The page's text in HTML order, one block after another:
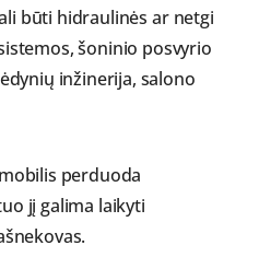
būti hidraulinės ar netgi
šoninio posvyrio
inžinerija, salono
perduoda
jį galima laikyti